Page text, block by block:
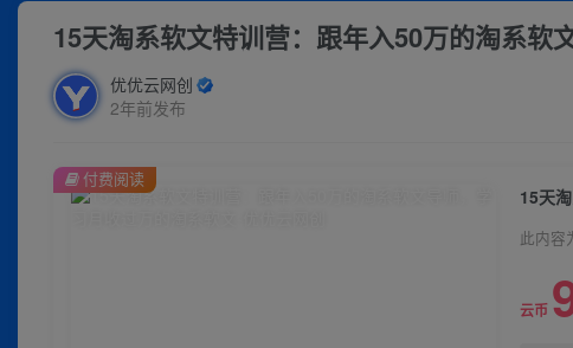
15天淘系软文特训营：跟年入50万的淘系软
优优云网创
2年前发布
15天
此内容
云币
付费阅读